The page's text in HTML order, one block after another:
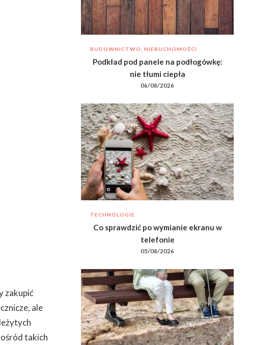
zakupić
ale
takich
BUDOWNICTWO, NIERUCHOMOŚCI
Podkład pod panele na podłogówkę:
nie tłumi ciepła
06/08/2026
TECHNOLOGIE
Co sprawdzić po wymianie ekranu w
telefonie
05/08/2026